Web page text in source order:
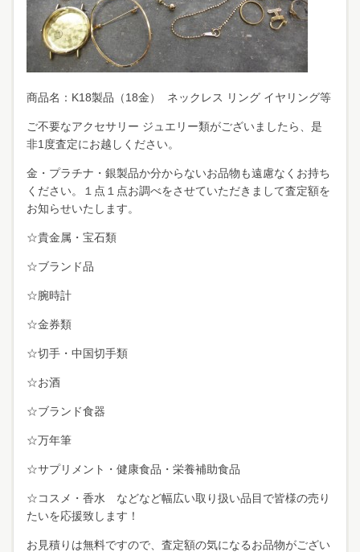
商品名：K18製品（18金） ネックレス リング イヤリング等
ご不要なアクセサリー ジュエリー類がございましたら、是
非1度査定にお越しください。
金・プラチナ・銀製品か分からないお品物も遠慮なくお持ち
ください。１点１点お調べをさせていただきまして査定額を
お知らせいたします。
☆貴金属・宝石類
☆ブランド品
☆腕時計
☆金券類
☆切手・中国切手類
☆お酒
☆ブランド食器
☆万年筆
☆サプリメント・健康食品・栄養補助食品
☆コスメ・香水 などなど幅広い取り扱い品目で皆様の売り
たいを応援致します！
お見積りは無料ですので、査定額の気になるお品物がござい